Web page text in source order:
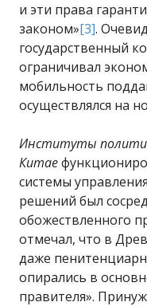
и эти права
законом»[3].
государственный
ограничивал
мобильность
осуществлялся на
Институты
Китае
системы
решений был
обожествленного
отмечал, что в
даже
опирались в
правителя».